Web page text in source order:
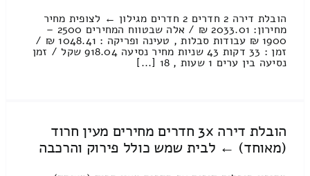
הובלת דירה 2 חדרים 2 חדרים מגילון ← לצופית מחיר
מחירון: 2033.01 ₪ / אלה שבטווח המחירים 2500 –
1900 ₪ עבודות סבלות , טעינה ופריקה : 1048.41 ₪ /
זמן : 33 דקות 43 שניות מחיר נסיעה 918.04 שקל / זמן
נסיעה בין ערים 1 שעות , 18 [...]
הובלת דירה 3x חדרים מחירים מעין חרוד
(מאוחד) ← לבית שמש כולל פירוק והרכבה